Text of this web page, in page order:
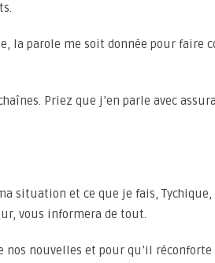
la parole me soit donnée pour faire
Priez que j’en parle avec
situation et ce que je fais,
vous informera de tout.
nos nouvelles et pour qu’il